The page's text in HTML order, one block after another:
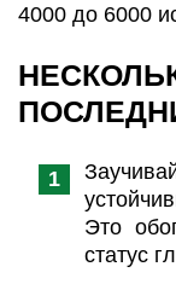
4000 до 6000
Это
статус